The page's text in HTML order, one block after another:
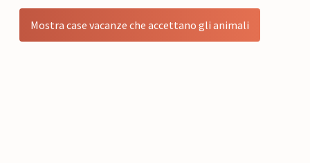
Mostra case vacanze che accettano gli animali